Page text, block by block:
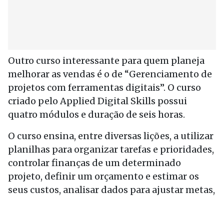
Outro curso interessante para quem planeja
melhorar as vendas é o de “Gerenciamento de
projetos com ferramentas digitais”. O curso
criado pelo Applied Digital Skills possui
quatro módulos e duração de seis horas.
O curso ensina, entre diversas lições, a utilizar
planilhas para organizar tarefas e prioridades,
controlar finanças de um determinado
projeto, definir um orçamento e estimar os
seus custos, analisar dados para ajustar metas,